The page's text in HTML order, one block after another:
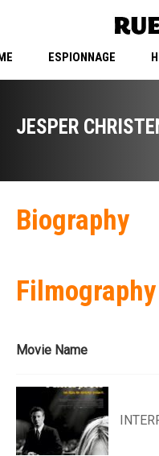
ESPIONNAGE
JESPER
Biography
Filmography
Movie Name